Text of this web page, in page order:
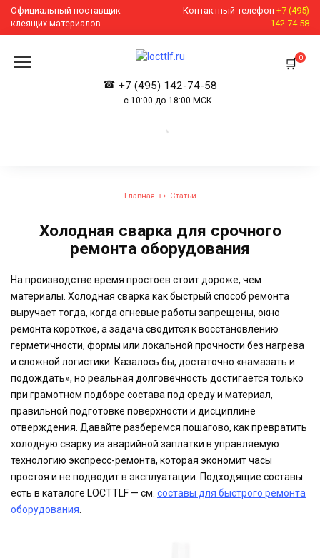
Перейти
содержанию
Официальный поставщик
клеящих материалов
Контактный телефон +7 (495)
142-74-58
+7 (495) 142-74-58
с 10:00 до 18:00 МСК
0
Главная Статьи
Холодная сварка для срочного
ремонта оборудования
На производстве время простоев стоит дороже, чем
материалы. Холодная сварка как быстрый способ ремонта
выручает тогда, когда огневые работы запрещены, окно
ремонта короткое, а задача сводится к восстановлению
герметичности, формы или локальной прочности без нагрева
и сложной логистики. Казалось бы, достаточно «намазать и
подождать», но реальная долговечность достигается только
при грамотном подборе состава под среду и материал,
правильной подготовке поверхности и дисциплине
отверждения. Давайте разберемся пошагово, как превратить
холодную сварку из аварийной заплатки в управляемую
технологию экспресс-ремонта, которая экономит часы
простоя и не подводит в эксплуатации. Подходящие составы
есть в каталоге LOCTTLF — см. составы для быстрого ремонта
оборудования